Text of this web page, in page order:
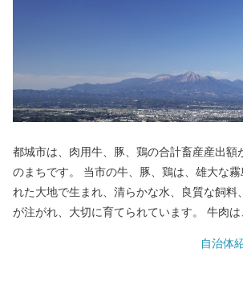
都城市は、肉用牛、豚、鶏の合計畜産産出額
のまちです。 当市の牛、豚、鶏は、雄大な
れた大地で生まれ、清らかな水、良質な飼料
が注がれ、大切に育てられています。 牛肉は
徴です。 5年に一度和牛の日本一を決める「
自治体